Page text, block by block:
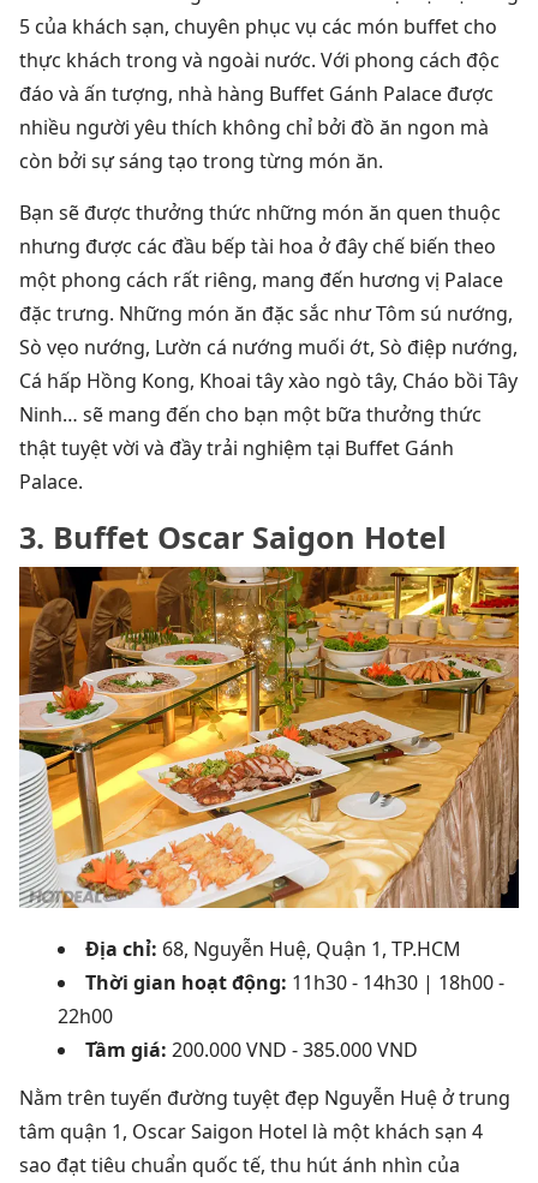
5 của khách sạn, chuyên phục vụ các món buffet cho
thực khách trong và ngoài nước. Với phong cách độc
đáo và ấn tượng, nhà hàng Buffet Gánh Palace được
nhiều người yêu thích không chỉ bởi đồ ăn ngon mà
còn bởi sự sáng tạo trong từng món ăn.
Bạn sẽ được thưởng thức những món ăn quen thuộc
nhưng được các đầu bếp tài hoa ở đây chế biến theo
một phong cách rất riêng, mang đến hương vị Palace
đặc trưng. Những món ăn đặc sắc như Tôm sú nướng,
Sò vẹo nướng, Lườn cá nướng muối ớt, Sò điệp nướng,
Cá hấp Hồng Kong, Khoai tây xào ngò tây, Cháo bồi Tây
Ninh… sẽ mang đến cho bạn một bữa thưởng thức
thật tuyệt vời và đầy trải nghiệm tại Buffet Gánh
Palace.
3. Buffet Oscar Saigon Hotel
Địa chỉ: 68, Nguyễn Huệ, Quận 1, TP.HCM
Thời gian hoạt động: 11h30 - 14h30 | 18h00 -
22h00
Tầm giá: 200.000 VND - 385.000 VND
Nằm trên tuyến đường tuyệt đẹp Nguyễn Huệ ở trung
tâm quận 1, Oscar Saigon Hotel là một khách sạn 4
sao đạt tiêu chuẩn quốc tế, thu hút ánh nhìn của